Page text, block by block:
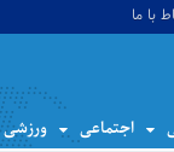
با ما
اجتماعی ورزشی